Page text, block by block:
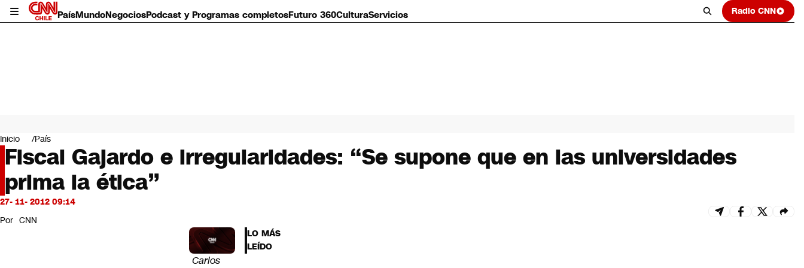
PaísMundoNegociosPodcast y Programas completosFuturo 360CulturaServicios Radio CNN
Mundo
Negocios
Deportes
Programas completos
Cultura
Servicios
Bits
CNN Data
Inicio País
Fiscal Gajardo e irregularidades: “Se supone que en las universidades
prima la ética”
27- 11- 2012 09:14
Por CNN
Carlos
LO MÁS
LEÍDO